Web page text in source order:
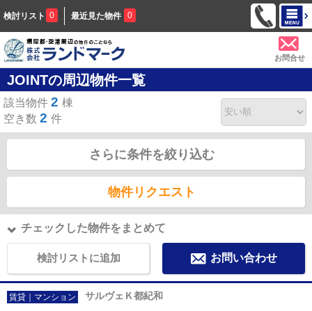
検討リスト 0 最近見た物件 0
お問合せ
JOINTの周辺物件一覧
該当物件 2 棟
空き数 2 件
さらに条件を絞り込む
物件リクエスト
チェックした物件をまとめて
検討リストに追加 お問い合わせ
賃貸｜マンション サルヴェＫ都紀和